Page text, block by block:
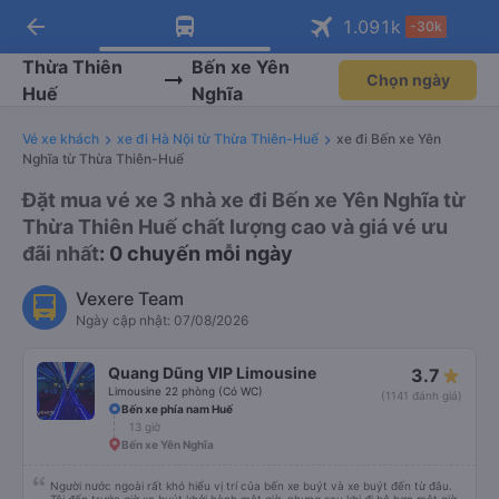
Tải app Vexere ngay!
Nhận ưu đãi thành viên độc
Mở app
Tải app Vexere
-30k/ghế khi đặt vé máy bay qua
Mở app
arrow_back 1.091 k -30k
Thừa Thiên
Huế
Bến xe Yên
Nghĩa
Chọn ngày
Vé xe khách xe đi Hà Nội từ Thừa Thiên-Huế
xe đi Bến xe Yên
Nghĩa từ Thừa Thiên-Huế
Đặt mua vé xe 3 nhà xe đi Bến xe Yên Nghĩa từ
Thừa Thiên Huế chất lượng cao và giá vé ưu
đãi nhất: 0 chuyến mỗi ngày
Vexere Team
Ngày cập nhật: 07/08/2026
Quang Dũng VIP Limousine
Limousine 22 phòng (Có WC)
3.7
(1141 đánh giá)
Bến xe phía nam Huế
13 giờ
Bến xe Yên Nghĩa
Người nước ngoài rất khó hiểu vị trí của bến xe buýt và xe buýt đến từ đâu.